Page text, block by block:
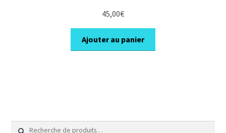
45,00€
Ajouter au panier
Recherche